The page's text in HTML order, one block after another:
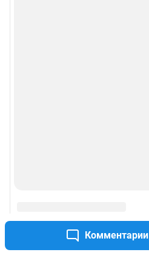
Комментарии